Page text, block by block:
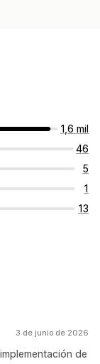
1,6 mil
46
5
1
13
3 de junio de 2026
de